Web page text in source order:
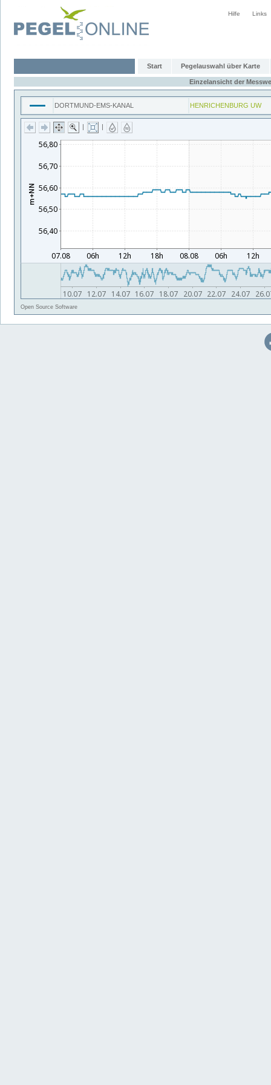
Hilfe Links
Start Pegelauswahl über Karte
Einzelansicht der
DORTMUND-EMS-KANAL HENRICHENBURG UW
| |
Open Source Software